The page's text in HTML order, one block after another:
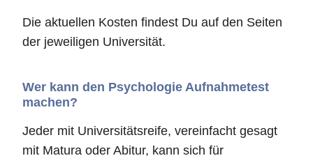
Die aktuellen Kosten findest Du auf den Seiten
der jeweiligen Universität.
Wer kann den Psychologie Aufnahmetest
machen?
Jeder mit Universitätsreife, vereinfacht gesagt
mit Matura oder Abitur, kann sich für